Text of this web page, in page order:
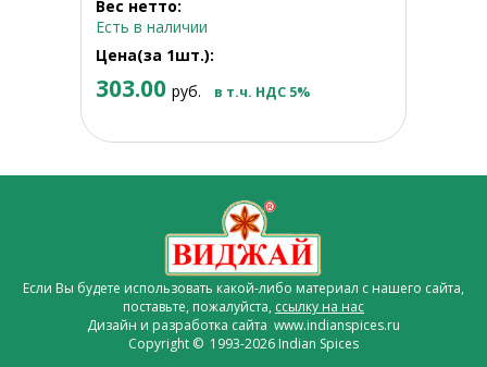
Вес нетто:
Есть в наличии
Цена(за 1шт.):
303.00 руб. в т.ч. НДС 5%
Если Вы будете использовать какой-либо материал с нашего сайта,
поставьте, пожалуйста, ссылку на нас
Дизайн и разработка сайта www.indianspices.ru
Copyright © 1993-2026 Indian Spices